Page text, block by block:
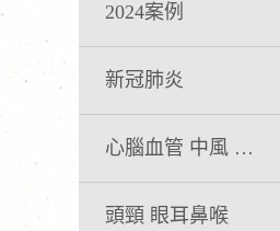
2024案例
新冠肺炎
心腦血管 中風 急救
頭頸 眼耳鼻喉